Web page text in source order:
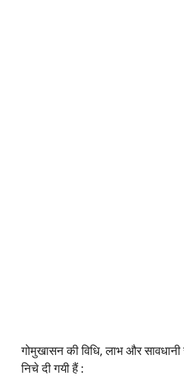
गोमुखासन की विधि, लाभ और
निचे दी गयी हैं :